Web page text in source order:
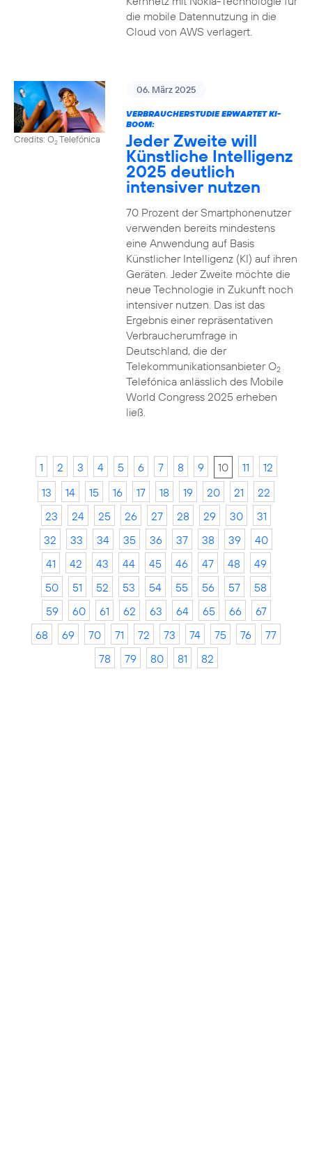
die mobile Datennutzung in die
Cloud von AWS verlagert.
Credits: O2Telefónica
06. März 2025
VERBRAUCHERSTUDIE ERWARTET KI-
BOOM:
Jeder Zweite will
Künstliche Intelligenz
2025 deutlich
intensiver nutzen
70 Prozent der Smartphonenutzer
verwenden bereits mindestens
eine Anwendung auf Basis
Künstlicher Intelligenz (KI) auf ihren
Geräten. Jeder Zweite möchte die
neue Technologie in Zukunft noch
intensiver nutzen. Das ist das
Ergebnis einer repräsentativen
Verbraucherumfrage in
Deutschland, die der
Telekommunikationsanbieter O2
Telefónica anlässlich des Mobile
World Congress 2025 erheben
ließ.
1 2 3 4 5 6 7 8 9 10 11
12
13
14 15 16 17 18 19 20 21
22
23
24 25 26 27 28 29 30
31
32
33 34 35 36 37 38 39
40
41
42 43 44 45 46 47 48
49
50
51 52 53 54 55 56 57
58
59
60 61 62 63 64 65 66
67
68
69 70 71 72 73 74 75 76
77
78
79 80 81 82